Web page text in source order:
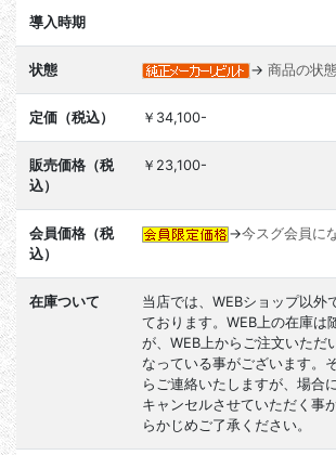
導入時期
状態 → 商品の状
定価（税込） ￥34,100-
販売価格（税
込）
￥23,100-
会員価格（税
込）
→今スグ会員に
在庫ついて
当店では、WEBショップ以外
ております。WEB上の在庫は
が、WEB上からご注文いただ
なっている事がございます。
らご連絡いたしますが、場合
キャンセルさせていただく事
らかじめご了承ください。